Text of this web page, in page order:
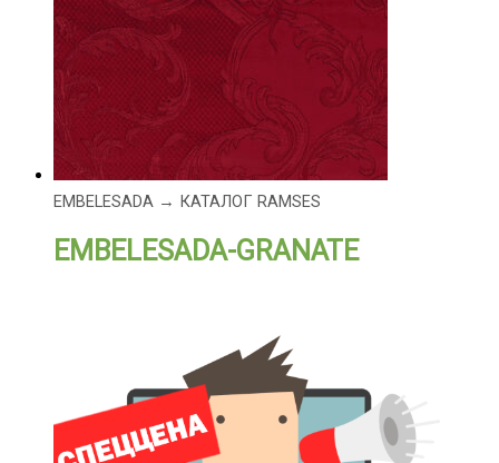
EMBELESADA → КАТАЛОГ RAMSES
EMBELESADA-GRANATE